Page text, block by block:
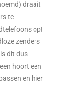
draait
te
op!
zenders
dit dus
hoort een
en hier